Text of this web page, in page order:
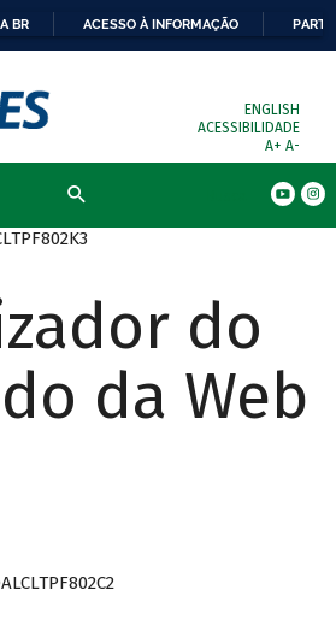
BR ACESSO À INFORMAÇÃO
ENGLISH
ACESSIBILIDADE
A+ A-
do
da Web